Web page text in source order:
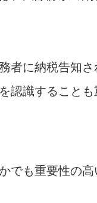
者に納税告知
認識することも
でも重要性の